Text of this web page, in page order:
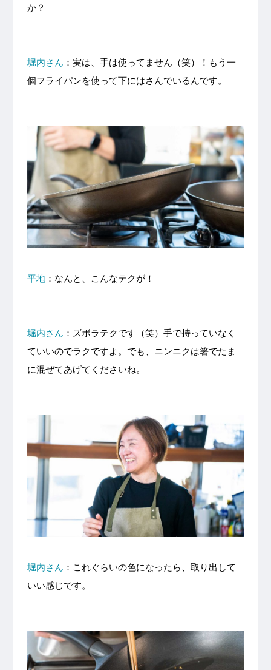
か？
堀内さん ：実は、手は使ってません（笑）！もう一
個フライパンを使って下にはさんでいるんです。
平地：なんと、こんなテクが！
堀内さん ：ズボラテクです（笑）手で持っていなく
ていいのでラクですよ。でも、ニンニクは箸でたま
に混ぜてあげてくださいね。
堀内さん ：これぐらいの色になったら、取り出して
いい感じです。